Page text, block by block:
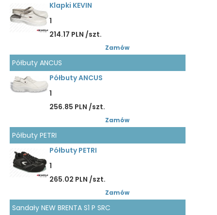
Klapki KEVIN
1
214.17 PLN /szt.
Zamów
Półbuty ANCUS
Półbuty ANCUS
1
256.85 PLN /szt.
Zamów
Półbuty PETRI
Półbuty PETRI
1
265.02 PLN /szt.
Zamów
Sandały NEW BRENTA S1 P SRC